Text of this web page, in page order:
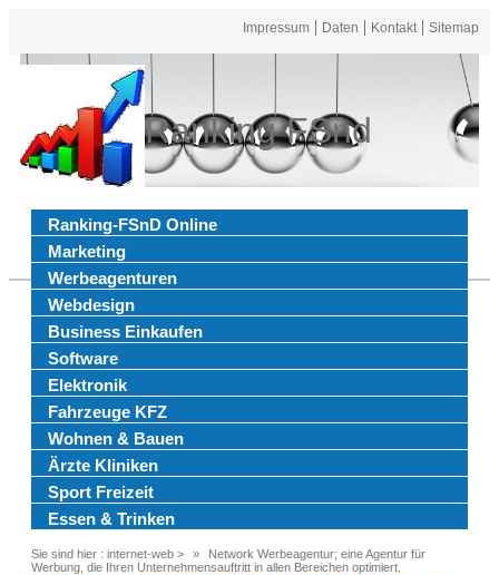
Impressum Daten Kontakt Sitemap
Ranking FSnd
Ranking-FSnD Online
Marketing
Werbeagenturen
Webdesign
Business Einkaufen
Software
Elektronik
Fahrzeuge KFZ
Wohnen & Bauen
Ärzte Kliniken
Sport Freizeit
Essen & Trinken
Sie sind hier : internet-web >
Network Werbeagentur; eine Agentur für
Werbung, die Ihren Unternehmensauftritt in allen Bereichen optimiert.